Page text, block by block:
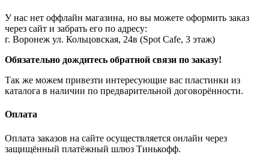
У нас нет оффлайн магазина, но вы можете оформить заказ
через сайт и забрать его по адресу:
г. Воронеж ул. Кольцовская, 24в (Spot Cafe, 3 этаж)
Обязательно дождитесь обратной связи по заказу!
Так же можем привезти интересующие вас пластинки из
каталога в наличии по предварительной договорённости.
Оплата
Оплата заказов на сайте осуществляется онлайн через
защищённый платёжный шлюз Тинькофф.